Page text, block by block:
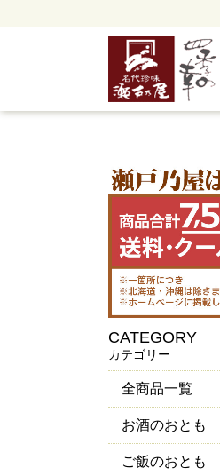
CATEGORY
カテゴリー
全商品一覧
お酒のおとも
ご飯のおとも